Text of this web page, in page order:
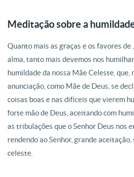
Meditação sobre a
Quanto mais as graças e os favores de
alma, tanto mais devemos nos
humildade da nossa Mãe Celeste, que,
anunciação, como Mãe de Deus, se
coisas boas e nas difíceis que vierem
forte mão de Deus, aceitando com
as tribulações que o Senhor Deus nos
rendendo ao Senhor, grande
celeste.